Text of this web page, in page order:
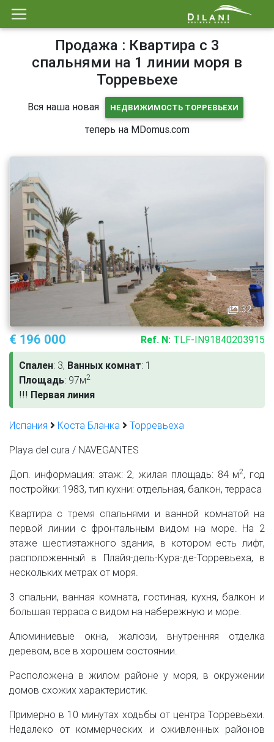
Продажа : Квартира с 3
спальнями на 1 линии моря в
Торревьехе
Вся наша новая НЕДВИЖИМОСТЬ ТОРРЕВЬЕХИ
теперь на MDomus.com
32
€ 196 000 Ref. N: TLF-IN91840203915
Спален: 3, Ванных комнат: 1
Площадь: 97м2
!!! Первая линия
Испания Коста Бланка
Торревьеха
Playa del cura / NAVEGANTES
Доп. информация: этаж: 2, жилая площадь: 84 м2, год
постройки: 1983, тип кухни: отдельная, балкон, терраса
Квартира с тремя спальнями и ванной комнатой на
первой линии с фронтальным видом на море. На 2
этаже шестиэтажного здания, в котором есть лифт,
расположенный в Плайя-дель-Кура-де-Торревьеха, в
нескольких метрах от моря.
3 спальни, ванная комната, гостиная, кухня, балкон и
большая терраса с видом на набережную и море.
Алюминиевые окна, жалюзи, внутренняя отделка
деревом, все в хорошем состоянии.
Расположена в жилом районе у моря, в окружении
домов схожих характеристик.
Примерно в 10 минутах ходьбы от центра Торревьехи.
Недалеко от коммерческих и оживленных районов